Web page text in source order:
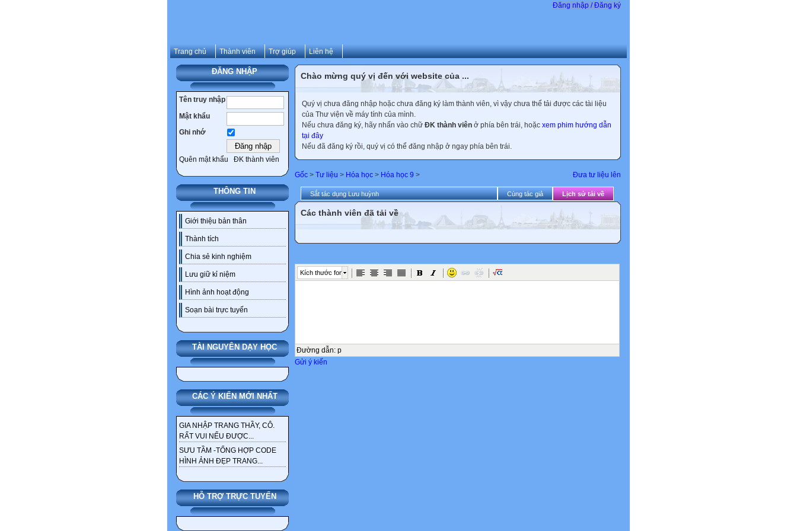
Đăng nhập / Đăng ký
Trang chủ Thành viên Trợ giúp Liên hệ
ĐĂNG NHẬP
Tên truy nhập
Mật khẩu
Ghi nhớ
Quên mật khẩu ĐK thành viên
THÔNG TIN
Giới thiệu bản thân
Thành tích
Chia sẻ kinh nghiệm
Lưu giữ kỉ niệm
Hình ảnh hoạt động
Soạn bài trực tuyến
TÀI NGUYÊN DẠY HỌC
CÁC Ý KIẾN MỚI NHẤT
GIA NHẬP TRANG THẦY, CÔ.
RẤT VUI NẾU ĐƯỢC...
SƯU TẦM -TỔNG HỢP CODE
HÌNH ẢNH ĐẸP TRANG...
HỖ TRỢ TRỰC TUYẾN
Chào mừng quý vị đến với website của ...
Quý vị chưa đăng nhập hoặc chưa đăng ký làm thành viên, vì vậy chưa thể tải được các tài liệu
của Thư viện về máy tính của mình.
Nếu chưa đăng ký, hãy nhấn vào chữ ĐK thành viên ở phía bên trái, hoặc xem phim hướng dẫn
tại đây
Nếu đã đăng ký rồi, quý vị có thể đăng nhập ở ngay phía bên trái.
Đưa tư liệu lên
Gốc > Tư liệu > Hóa học > Hóa học 9 >
Sắt tác dụng Lưu huỳnh Cùng tác giả Lịch sử tải về
Các thành viên đã tải về
Kích thước font
Đường dẫn: p
Gửi ý kiến